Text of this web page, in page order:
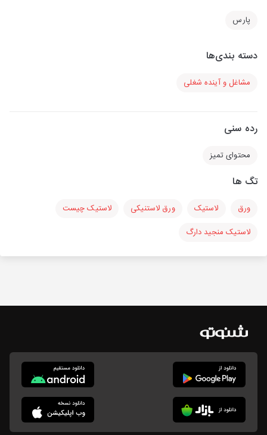
پارس
دسته بندی‌ها
مشاغل و آینده شغلی
رده سنی
محتوای تمیز
تگ ها
ورق لاستیک ورق لاستنیکی
لاستیک چیست
لاستیک منجید دارگ